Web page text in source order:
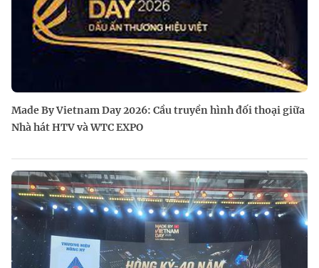
Made By Vietnam Day 2026: Cầu truyền hình đối thoại giữa
Nhà hát HTV và WTC EXPO